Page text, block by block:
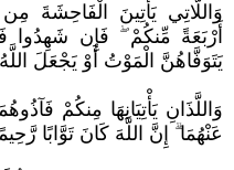
وَاللَّاتِي يَأْتِينَ الْفَاحِشَةَ
أَرْبَعَةً مِّنكُمْ ۖ فَإِن
يَتَوَفَّاهُنَّ الْمَوْتُ أَوْ يَجْعَلَ اللَّهُ
وَاللَّذَانِ يَأْتِيَانِهَا مِنكُمْ
عَنْهُمَا ۗ إِنَّ اللَّهَ كَانَ تَوَّابًا رَّحِيمًا